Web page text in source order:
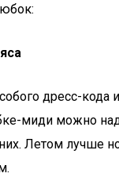
дресс-кода
миди можно
Летом лучше